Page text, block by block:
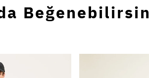
Beğenebilirsin